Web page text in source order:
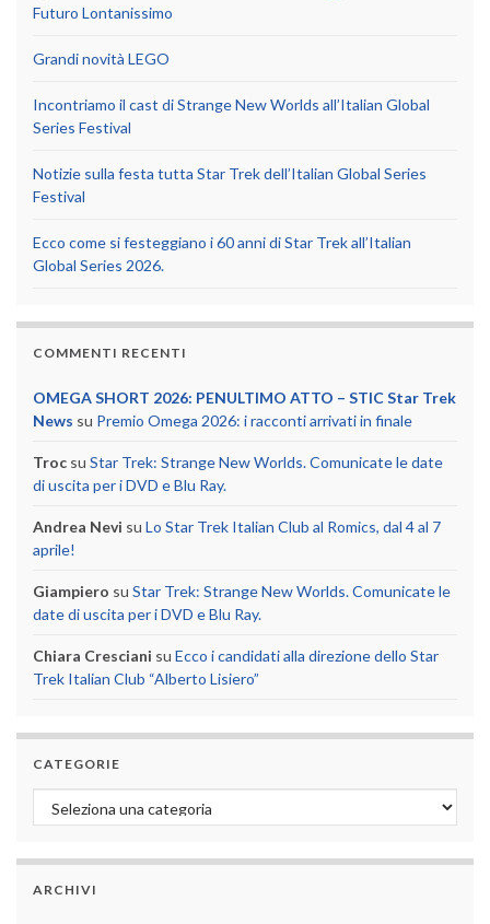
Futuro Lontanissimo
Grandi novità LEGO
Incontriamo il cast di Strange New Worlds all’Italian Global
Series Festival
Notizie sulla festa tutta Star Trek dell’Italian Global Series
Festival
Ecco come si festeggiano i 60 anni di Star Trek all’Italian
Global Series 2026.
COMMENTI RECENTI
OMEGA SHORT 2026: PENULTIMO ATTO – STIC Star Trek
News su Premio Omega 2026: i racconti arrivati in finale
Troc su Star Trek: Strange New Worlds. Comunicate le date
di uscita per i DVD e Blu Ray.
Andrea Nevi su Lo Star Trek Italian Club al Romics, dal 4 al 7
aprile!
Giampiero su Star Trek: Strange New Worlds. Comunicate le
date di uscita per i DVD e Blu Ray.
Chiara Cresciani su Ecco i candidati alla direzione dello Star
Trek Italian Club “Alberto Lisiero”
CATEGORIE
Categorie
ARCHIVI